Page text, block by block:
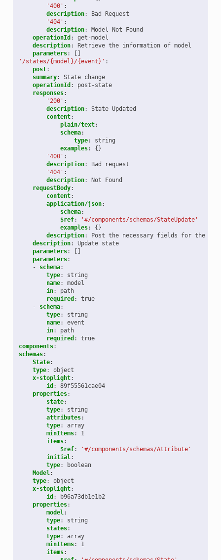
'400' :
description:
Bad Request
'404' :
description:
Model Not Found
operationId :
get-model
description:
Retrieve the information of model
parameters:
[]
'/states/{model}/{event}' :
post:
summary:
State change
operationId :
post-state
responses:
'200' :
description:
State Updated
content:
plain/text:
schema:
type:
string
examples:
{}
'400' :
description:
Bad request
'404' :
description:
Not Found
requestBody:
content:
application/json:
schema:
$ref:
'#/components/schemas/StateUpdate'
examples:
{}
description:
Post the necessary fields for the
description:
Update state
parameters:
[]
parameters:
-
schema:
type:
string
name:
model
in:
path
required :
true
-
schema:
type:
string
name:
event
in:
path
required :
true
components:
schemas:
State:
type:
object
x-stoplight:
id :
89f55561cae04
properties:
state:
type:
string
attributes:
type:
array
minItems:
1
items:
$ref:
'#/components/schemas/Attribute'
initial:
type:
boolean
Model:
type:
object
x-stoplight:
id :
b96a73db1e1b2
properties:
model:
type:
string
states:
type:
array
minItems:
1
items: